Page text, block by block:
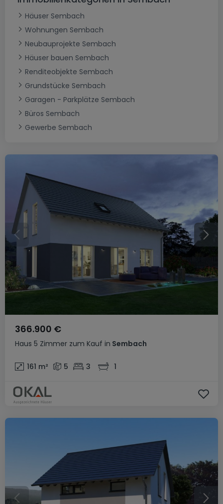
Häuser Sembach
Wohnungen Sembach
Neubauprojekte Sembach
Häuser bauen Sembach
Renditeobjekte Sembach
Grundstücke Sembach
Garagen - Parkplätze Sembach
Büros Sembach
Gewerbe Sembach
Haus 5 Zimmer zum Kauf in Sembach
366.900 €
161 m² 5 3 1